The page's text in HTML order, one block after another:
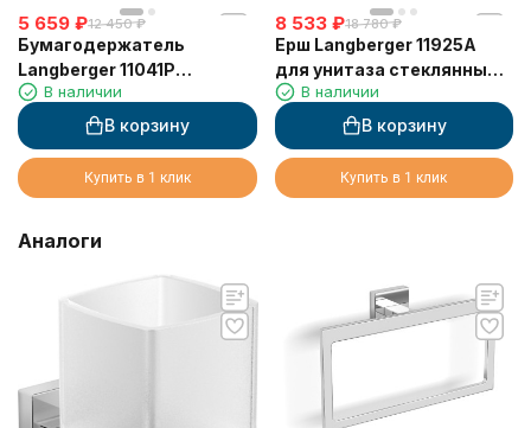
5 659 ₽12 450 ₽
Бумагодержатель
Langberger 11041P
туалетной бумаги с
крышкой и освежителем
воздуха
В наличии
В корзину
Купить в 1 клик
8 533 ₽18 780 ₽
Ерш Langberger 11925A
для унитаза стеклянный к
стене квадратный
В наличии
В корзину
Купить в 1 клик
Аналоги